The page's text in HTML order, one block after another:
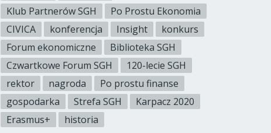
Klub Partnerów SGH
Po Prostu Ekonomia
CIVICA
konferencja Insight
konkurs
Forum ekonomiczne
Biblioteka SGH
Czwartkowe Forum SGH
120-lecie SGH
rektor
nagroda
Po prostu finanse
gospodarka
Strefa SGH
Karpacz 2020
Erasmus+
historia